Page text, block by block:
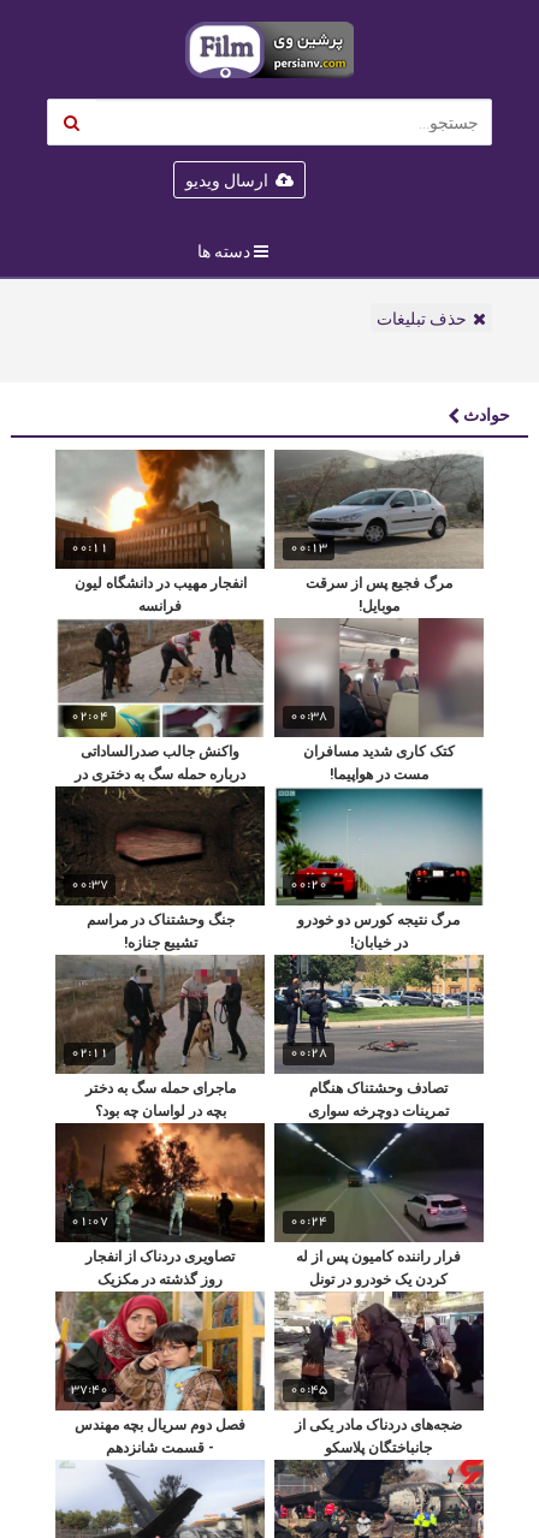
ارسال ویدیو
دسته ها
حذف تبلیغات
حوادث
00:13
مرگ فجیع پس از سرقت
موبایل!
00:11
انفجار مهیب در دانشگاه لیون
فرانسه
00:38
کتک کاری شدید مسافران
مست در هواپیما!
02:04
واکنش جالب صدرالساداتی
درباره حمله سگ به دختری در
لواسان
00:20
مرگ نتیجه کورس دو خودرو
در خیابان!
00:37
جنگ وحشتناک در مراسم
تشییع جنازه!
00:28
تصادف وحشتناک هنگام
تمرینات دوچرخه سواری
02:11
ماجرای حمله سگ به دختر
بچه در لواسان چه بود؟
00:24
فرار راننده کامیون پس از له
کردن یک خودرو در تونل
01:07
تصاویری دردناک از انفجار
روز گذشته در مکزیک
00:45
ضجه‌های دردناک مادر یکی از
جانباختگان پلاسکو
37:40
فصل دوم سریال بچه مهندس
- قسمت شانزدهم